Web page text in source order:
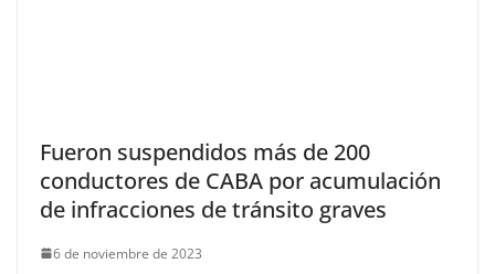
Fueron suspendidos más de 200
conductores de CABA por acumulación
de infracciones de tránsito graves
6 de noviembre de 2023